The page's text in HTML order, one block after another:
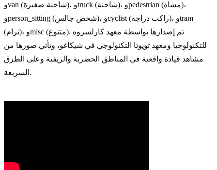
وvan (شاحنة صغيرة)، وtruck (شاحنة)، وpedestrian (مشاة)،
وperson_sitting (شخص جالس)، وcyclist (راكب دراجة)، وtram
(ترام)، وmisc (متنوع). تم إصدارها بواسطة معهد كارلسروه
للتكنولوجيا ومعهد تويوتا التكنولوجي في شيكاغو، وتأتي صورها من
مشاهد قيادة واقعية في المناطق الحضرية والريفية وعلى الطرق
السريعة.